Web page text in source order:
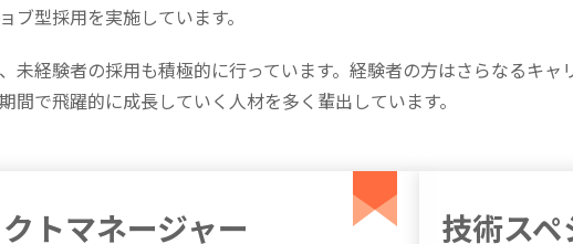
ブ型採用を実施しています。
未経験者の採用も積極的に行っています。経験者の方はさらなるキャ
間で飛躍的に成長していく人材を多く輩出しています。
トマネージャー
技術ス